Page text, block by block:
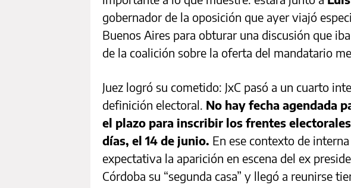
gobernador de la oposición que ayer viajó
Buenos Aires para obturar una discusión que
de la coalición sobre la oferta del mandatario
Juez logró su cometido: JxC pasó a un cuarto
definición electoral. No hay fecha agendada
el plazo para inscribir los frentes
días, el 14 de junio. En ese contexto de
expectativa la aparición en escena del ex
Córdoba su “segunda casa” y llegó a reunirse